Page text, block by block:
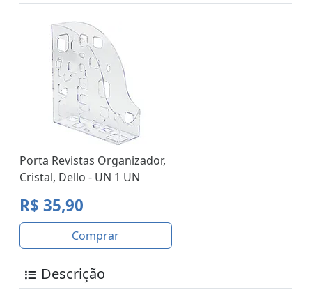
Porta Revistas Organizador,
Cristal, Dello - UN 1 UN
R$ 35,90
Comprar
Descrição